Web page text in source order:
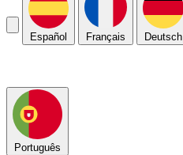
Español Français Deutsch
Português